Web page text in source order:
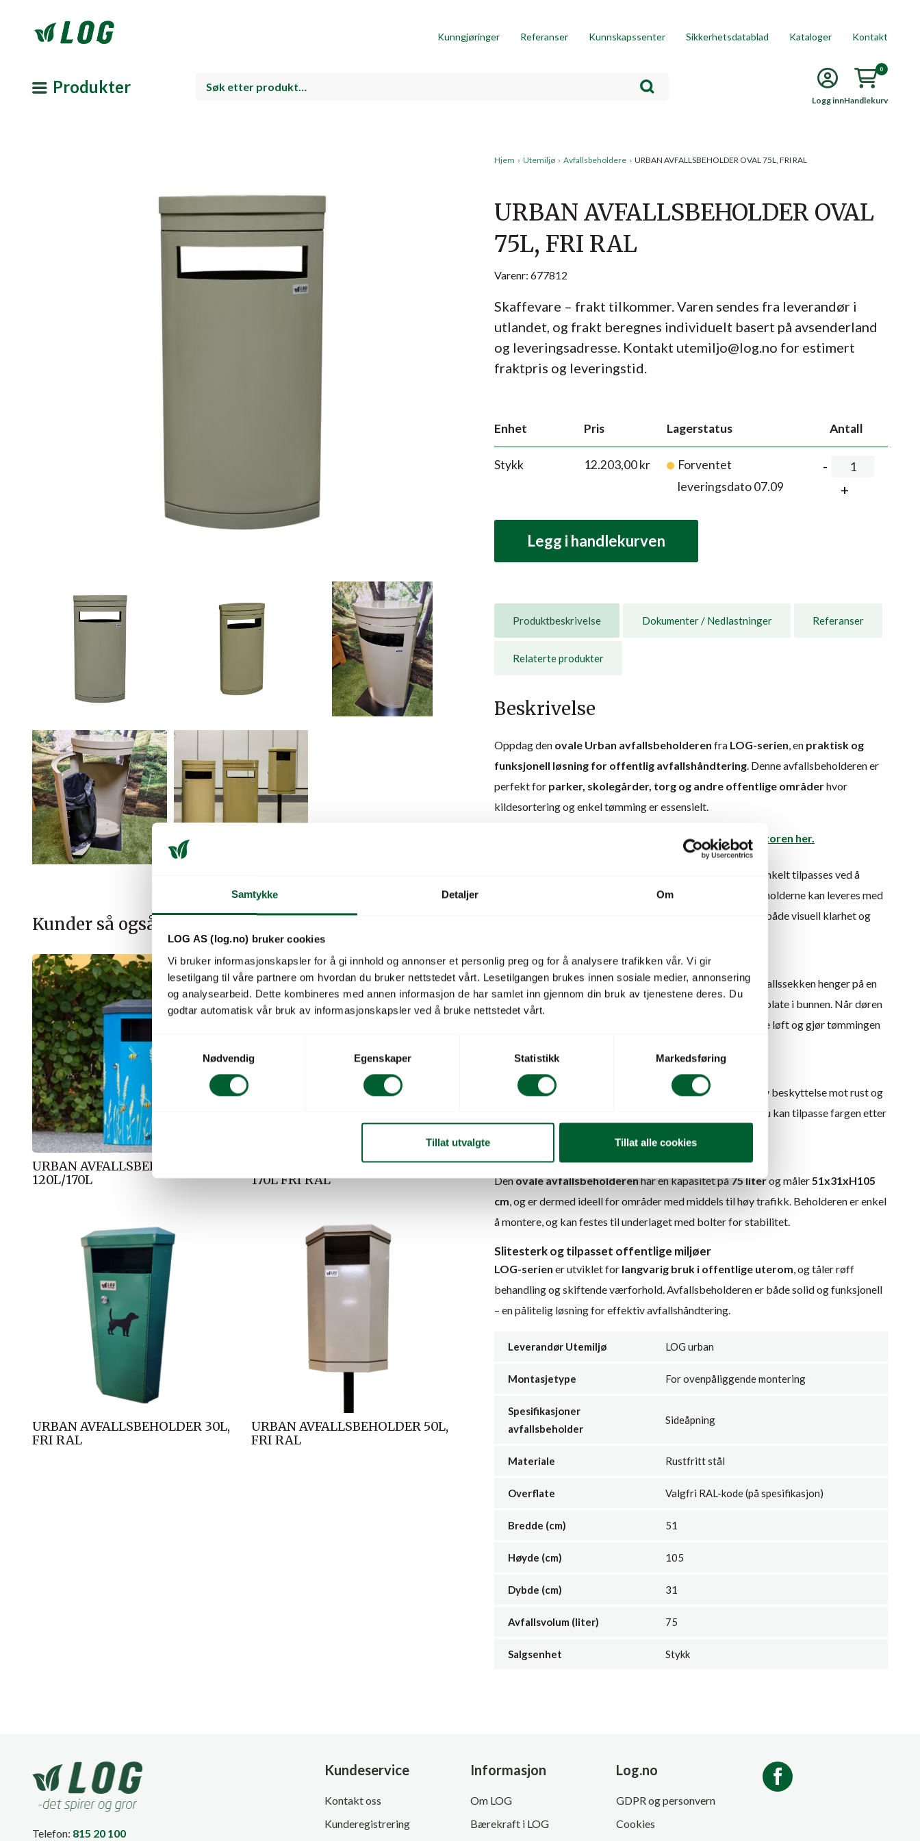
Samtykke Detaljer Om
LOG AS (log.no) bruker cookies
Vi bruker informasjonskapsler for å gi innhold og annonser et personlig preg og for å analysere trafikken vår. Vi gir
lesetilgang til våre partnere om hvordan du bruker nettstedet vårt. Lesetilgangen brukes innen sosiale medier, annonsering
og analysearbeid. Dette kombineres med annen informasjon de har samlet inn gjennom din bruk av tjenestene deres. Du
godtar automatisk vår bruk av informasjonskapsler ved å bruke nettstedet vårt.
S
a
m
y
k
k
v
Nødvendig Egenskaper Statistikk Markedsføring
Tillat utvalgte Tillat alle cookies
Kunngjøringer Referanser Kunnskapssenter Sikkerhetsdatablad Kataloger Kontakt
Produkter
Logg innHandlekurv
0
Kunder så også på
URBAN AVFALLSBEHOLDER
120L/170L
URBAN AVFALLSBEHOLDER
170L FRI RAL
URBAN AVFALLSBEHOLDER 30L,
FRI RAL
URBAN AVFALLSBEHOLDER 50L,
FRI RAL
Hjem › Utemiljø › Avfallsbeholdere › URBAN AVFALLSBEHOLDER OVAL 75L, FRI RAL
URBAN AVFALLSBEHOLDER OVAL
75L, FRI RAL
Varenr: 677812
Skaffevare – frakt tilkommer. Varen sendes fra leverandør i
utlandet, og frakt beregnes individuelt basert på avsenderland
og leveringsadresse. Kontakt utemiljo@log.no for estimert
fraktpris og leveringstid.
Enhet Pris Lagerstatus Antall
Stykk 12.203,00kr
Forventet
leveringsdato 07.09
Legg i handlekurven
Produktbeskrivelse Dokumenter / Nedlastninger Referanser
Relaterte produkter
Beskrivelse
Oppdag den ovale Urban avfallsbeholderen fra LOG-serien, en praktisk og
funksjonell løsning for offentlig avfallshåndtering. Denne avfallsbeholderen er
perfekt for parker, skolegårder, torg og andre offentlige områderhvor
kildesortering og enkel tømming er essensielt.
Skap din egen avfallsbeholder oval med 3D-konfiguratoren her.
Effektiv kildesortering – tilpasset ditt behov
, og kan enkelt tilpasses ved å
kombinere flere enheter for å sortere ulike typer avfall. Beholderne kan leveres med
for å synliggjøre type avfall, og gir både visuell klarhet og
Enkel tømming – ergonomisk og brukervennlig
Tømmefunksjonener enkel og ergonomisk utformet: Avfallssekken henger på en
bøyle montert innvendig på døren
, og hviler på en solid plate i bunnen. Når døren
åpnes, følger sekken lett med ut – noe som forhindrer tunge løft og gjør tømmingen
Robust design – laget for utendørs bruk
Avfallsbeholderen er laget av galvanisert stål , som gir høy beskyttelse mot rust og
, slik at du kan tilpasse fargen etter
Praktisk størrelse og enkel montering
Denovale avfallsbeholderenhar en kapasitet på75 literog måler51x31xH105
cm, og er dermed ideell for områder med middels til høy trafikk. Beholderen er enkel
å montere, og kan festes til underlaget med bolter for stabilitet.
Slitesterk og tilpasset offentlige miljøer
LOG-serien er utviklet for langvarig bruk i offentlige uterom, og tåler røff
behandling og skiftende værforhold. Avfallsbeholderen er både solid og funksjonell
– en pålitelig løsning for effektiv avfallshåndtering.
Leverandør Utemiljø LOG urban
Montasjetype For ovenpåliggende montering
Spesifikasjoner
avfallsbeholder
Sideåpning
Materiale Rustfritt stål
Overflate Valgfri RAL-kode (på spesifikasjon)
Bredde (cm) 51
Høyde (cm) 105
Dybde (cm) 31
Avfallsvolum (liter) 75
Salgsenhet Stykk
Telefon: 815 20 100
Kundeservice
Kontakt oss
Kunderegistrering
Informasjon
Om LOG
Bærekraft i LOG
Log.no
GDPR og personvern
Cookies